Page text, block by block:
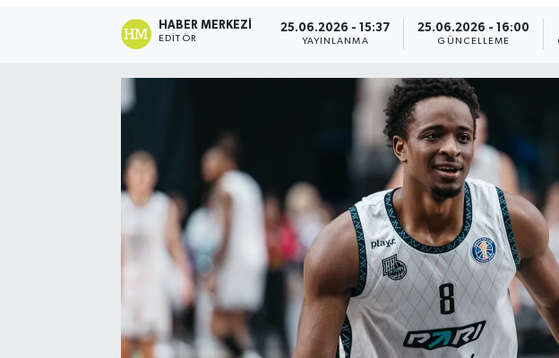
HABER MERKEZI
EDITÖR
25.06.2026 - 15:37
YAYINLANMA
25.06.2026 - 16:00
GÜNCELLEME
Tüm Manşetler
Son Dakika Haberleri